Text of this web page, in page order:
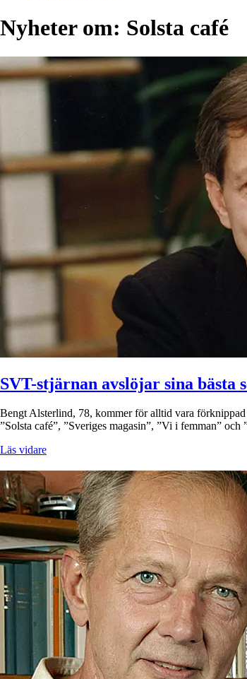
Nyheter om: Solsta café
SVT-stjärnan avslöjar sina bästa
Bengt Alsterlind, 78, kommer för alltid vara förknippad
”Solsta café”, ”Sveriges magasin”, ”Vi i femman”
Läs vidare